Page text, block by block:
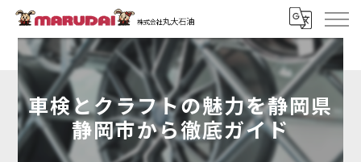
車検とクラフトの魅力を静岡県
静岡市から徹底ガイド